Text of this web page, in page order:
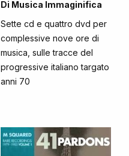
Di Musica Immaginifica
Sette cd e quattro dvd per
complessive nove ore di
musica, sulle tracce del
progressive italiano targato
anni 70